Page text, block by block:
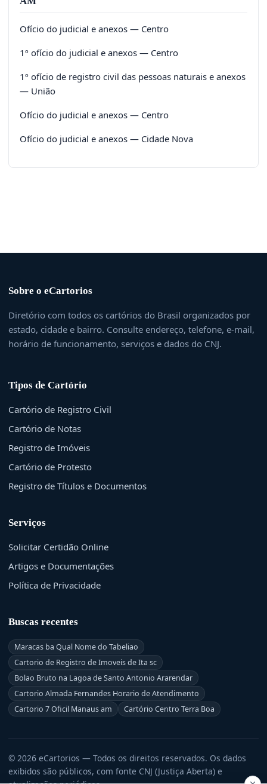
Ofício do judicial e anexos — Centro
1º ofício do judicial e anexos — Centro
1º ofício de registro civil das pessoas naturais e anexos
— União
Ofício do judicial e anexos — Centro
Ofício do judicial e anexos — Cidade Nova
Sobre o eCartorios
Diretório com todos os cartórios do Brasil organizados por
estado, cidade e bairro. Consulte endereço, telefone, e-mail,
horário de funcionamento, serviços e dados do CNJ.
Tipos de Cartório
Cartório de Registro Civil
Cartório de Notas
Registro de Imóveis
Cartório de Protesto
Registro de Títulos e Documentos
Serviços
Solicitar Certidão Online
Artigos e Documentações
Política de Privacidade
Buscas recentes
Maracas ba Qual Nome do Tabeliao
Cartorio de Registro de Imoveis de Ita sc
Bolao Bruto na Lagoa de Santo Antonio Ararendar
Cartorio Almada Fernandes Horario de Atendimento
Cartorio 7 Oficil Manaus am
Cartório Centro Terra Boa
© 2026 eCartorios — Todos os direitos reservados. Os dados
exibidos são públicos, com fonte CNJ (Justiça Aberta) e